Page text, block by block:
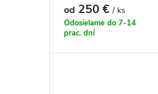
od 250 €/ ks
Odosielame do 7-14
prac. dní